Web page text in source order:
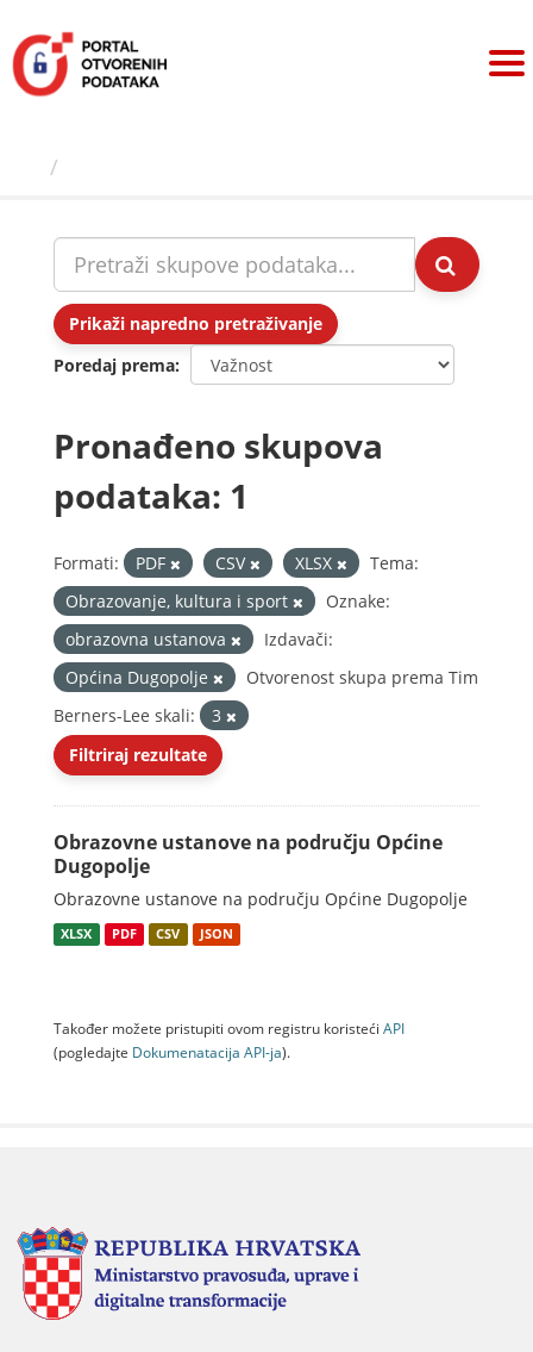
sadržaj
Prikaži napredno pretraživanje
Poredaj prema
Pronađeno skupova
podataka: 1
Formati: PDF CSV XLSX
Tema:
Obrazovanje, kultura i sport
Oznake:
obrazovna ustanova
Izdavači:
Općina Dugopolje
Otvorenost skupa prema Tim
Berners-Lee skali:
3
Filtriraj rezultate
Obrazovne ustanove na području Općine
Dugopolje
Obrazovne ustanove na području Općine Dugopolje
XLSX PDF CSV JSON
Također možete pristupiti ovom registru koristeći API
(pogledajte Dokumenаtаcijа API-jа).